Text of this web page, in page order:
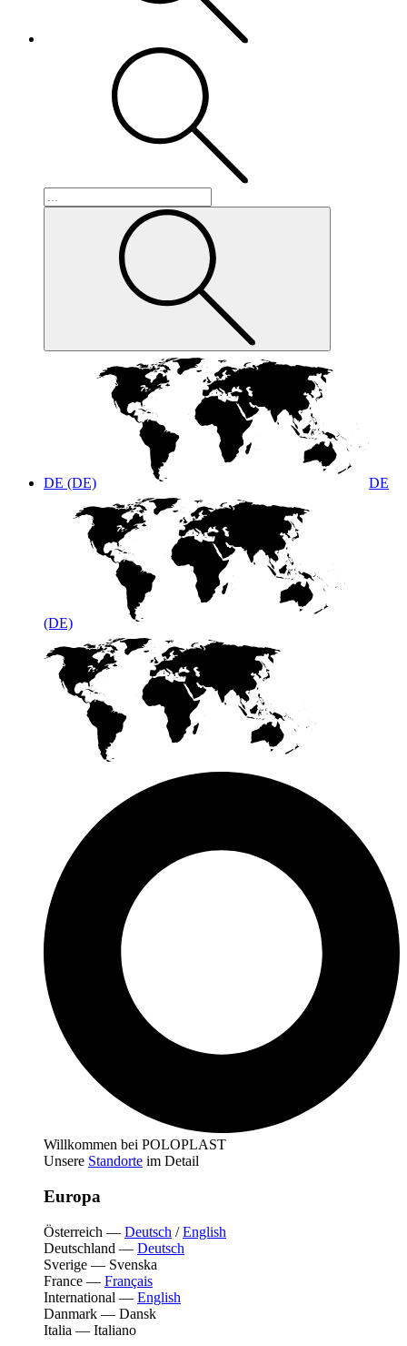
DE (DE) DE
(DE)
Willkommen bei POLOPLAST
Unsere Standorte im Detail
Europa
Österreich — Deutsch /English
Deutschland — Deutsch
Sverige — Svenska
France — Français
International — English
Danmark — Dansk
Italia — Italiano